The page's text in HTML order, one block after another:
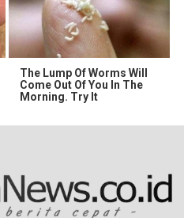
The Lump Of Worms Will
Come Out Of You In The
Morning. Try It